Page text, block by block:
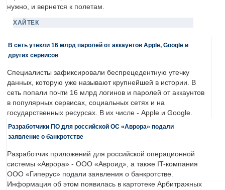
нужно, и вернется к полетам.
ХАЙТЕК
В сеть утекли 16 млрд паролей от аккаунтов Apple, Google и
других сервисов
Специалисты зафиксировали беспрецедентную утечку
данных, которую уже называют крупнейшей в истории. В
сеть попали почти 16 млрд логинов и паролей от аккаунтов
в популярных сервисах, социальных сетях и на
государственных ресурсах. В их числе - Apple и Google.
Разработчики ПО для российской ОС «Аврора» подали
заявление о банкротстве
Разработчик приложений для российской операционной
системы «Аврора» - ООО «Авроид», а также IT-компания
ООО «Гиперус» подали заявления о банкротстве.
Информация об этом появилась в картотеке Арбитражных